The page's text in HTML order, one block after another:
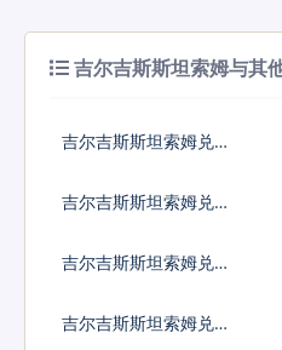
吉尔吉斯斯坦索姆与其
吉尔吉斯斯坦索姆兑人
吉尔吉斯斯坦索姆兑日
吉尔吉斯斯坦索姆兑英
吉尔吉斯斯坦索姆兑韩